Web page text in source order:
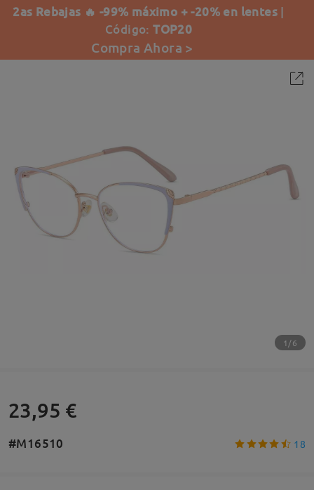
2as Rebajas 🔥 -99% máximo + -20% en lentes |
Código:TOP20
Compra Ahora >
1/6
23,95 €
#M16510 18